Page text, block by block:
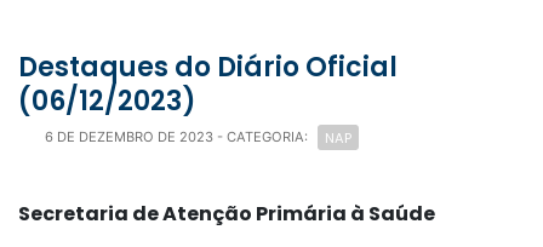
Destaques do Diário Oficial
(06/12/2023)
6 DE DEZEMBRO DE 2023 - CATEGORIA: NAP
Secretaria de Atenção Primária à Saúde